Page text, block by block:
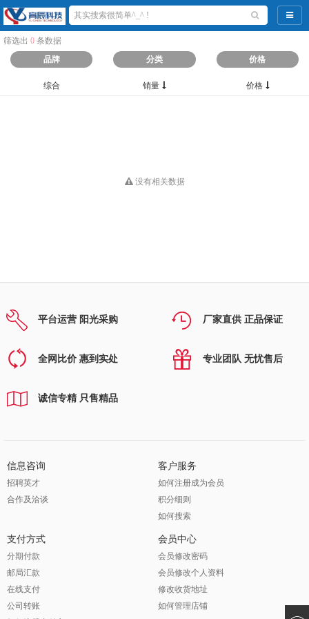
导航
筛选出 0 条数据
品牌
分类 价格
综合 销量 价格
没有相关数据
平台运营 阳光采购 厂家直供 正品保证
全网比价 惠到实处 专业团队 无忧售后
诚信专精 只售精品
信息咨询
招聘英才
合作及洽谈
客户服务
如何注册成为会员
积分细则
如何搜索
支付方式
分期付款
邮局汇款
在线支付
公司转账
会员中心
会员修改密码
会员修改个人资料
修改收货地址
如何管理店铺